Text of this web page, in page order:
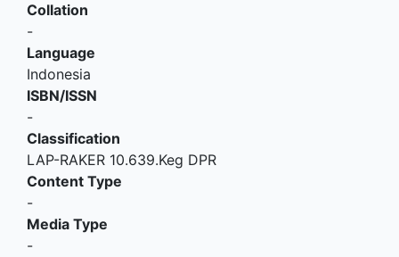
Collation
-
Language
Indonesia
ISBN/ISSN
-
Classification
LAP-RAKER 10.639.Keg DPR
Content Type
-
Media Type
-